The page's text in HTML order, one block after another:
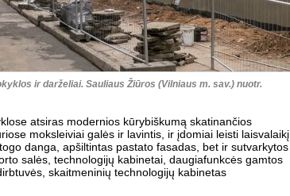
ir darželiai. Sauliaus Žiūros (Vilniaus m. sav.) nuotr.
atsiras modernios kūrybiškumą skatinančios
moksleiviai galės ir lavintis, ir įdomiai leisti laisvalaikį.
danga, apšiltintas pastato fasadas, bet ir sutvarkytos
salės, technologijų kabinetai, daugiafunkcės gamtos
skaitmeninių technologijų kabinetas